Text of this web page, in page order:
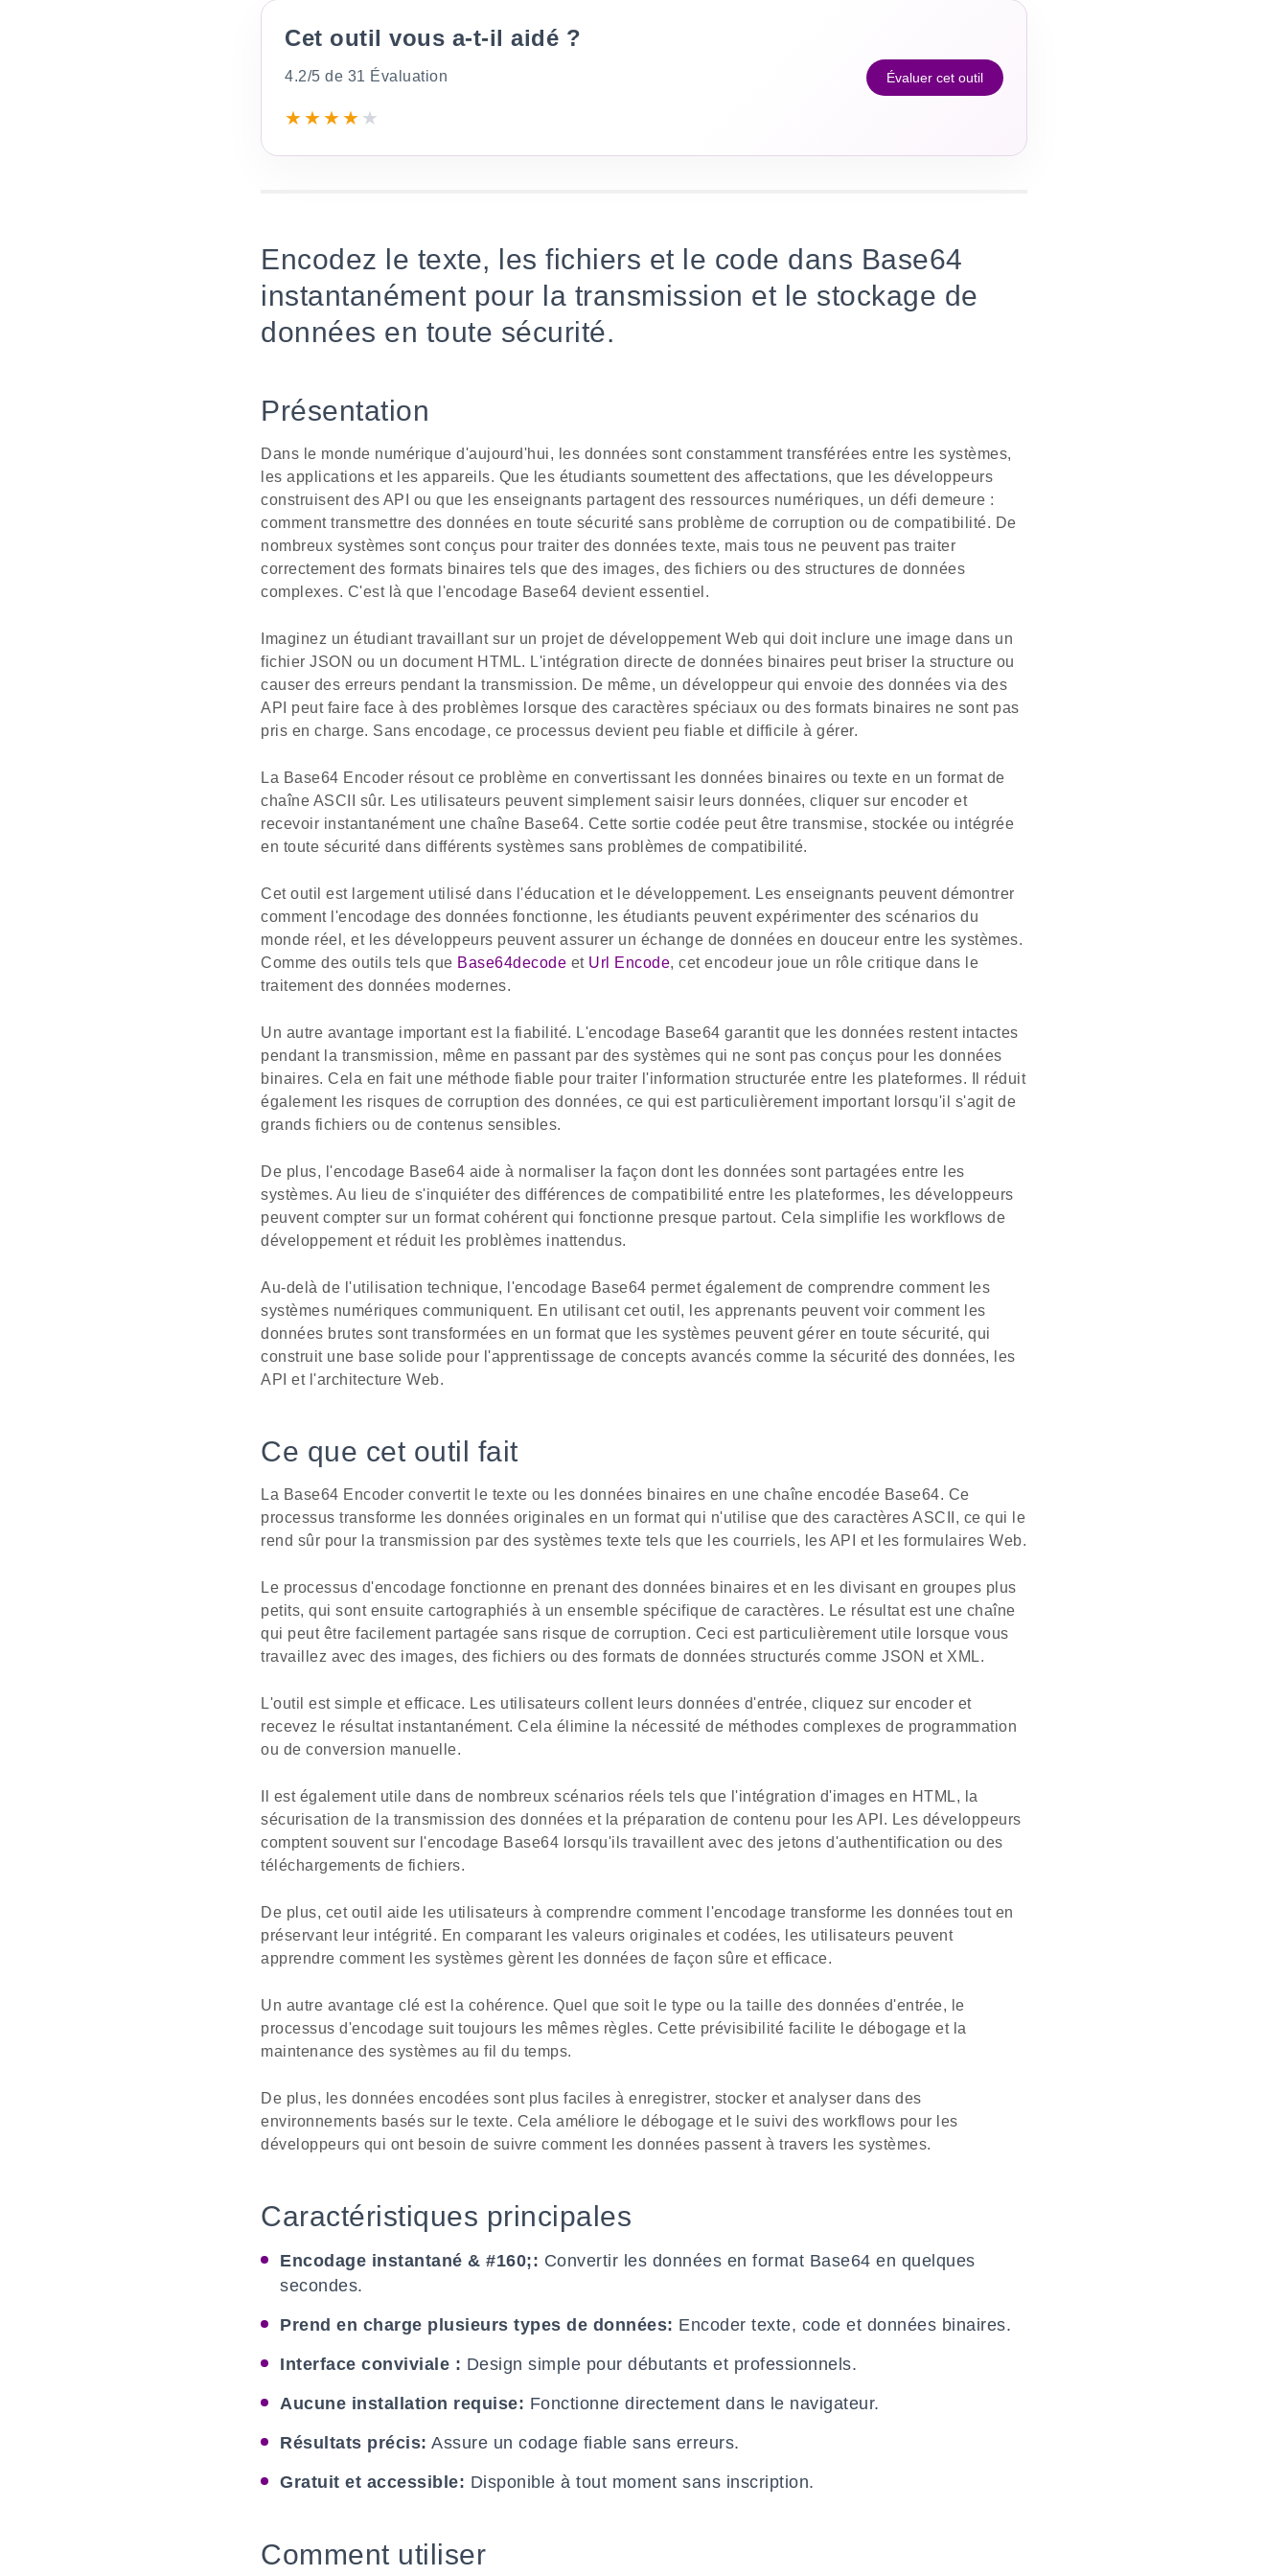
Cet outil vous a-t-il aidé ?
4.2/5 de 31 Évaluation
★★★★ ★
Évaluer cet outil
Encodez le texte, les fichiers et le code dans Base64
instantanément pour la transmission et le stockage de
données en toute sécurité.
Présentation
Dans le monde numérique d'aujourd'hui, les données sont constamment transférées entre les systèmes,
les applications et les appareils. Que les étudiants soumettent des affectations, que les développeurs
construisent des API ou que les enseignants partagent des ressources numériques, un défi demeure :
comment transmettre des données en toute sécurité sans problème de corruption ou de compatibilité. De
nombreux systèmes sont conçus pour traiter des données texte, mais tous ne peuvent pas traiter
correctement des formats binaires tels que des images, des fichiers ou des structures de données
complexes. C'est là que l'encodage Base64 devient essentiel.
Imaginez un étudiant travaillant sur un projet de développement Web qui doit inclure une image dans un
fichier JSON ou un document HTML. L'intégration directe de données binaires peut briser la structure ou
causer des erreurs pendant la transmission. De même, un développeur qui envoie des données via des
API peut faire face à des problèmes lorsque des caractères spéciaux ou des formats binaires ne sont pas
pris en charge. Sans encodage, ce processus devient peu fiable et difficile à gérer.
La Base64 Encoder résout ce problème en convertissant les données binaires ou texte en un format de
chaîne ASCII sûr. Les utilisateurs peuvent simplement saisir leurs données, cliquer sur encoder et
recevoir instantanément une chaîne Base64. Cette sortie codée peut être transmise, stockée ou intégrée
en toute sécurité dans différents systèmes sans problèmes de compatibilité.
Cet outil est largement utilisé dans l'éducation et le développement. Les enseignants peuvent démontrer
comment l'encodage des données fonctionne, les étudiants peuvent expérimenter des scénarios du
monde réel, et les développeurs peuvent assurer un échange de données en douceur entre les systèmes.
Comme des outils tels que Base64decode et Url Encode, cet encodeur joue un rôle critique dans le
traitement des données modernes.
Un autre avantage important est la fiabilité. L'encodage Base64 garantit que les données restent intactes
pendant la transmission, même en passant par des systèmes qui ne sont pas conçus pour les données
binaires. Cela en fait une méthode fiable pour traiter l'information structurée entre les plateformes. Il réduit
également les risques de corruption des données, ce qui est particulièrement important lorsqu'il s'agit de
grands fichiers ou de contenus sensibles.
De plus, l'encodage Base64 aide à normaliser la façon dont les données sont partagées entre les
systèmes. Au lieu de s'inquiéter des différences de compatibilité entre les plateformes, les développeurs
peuvent compter sur un format cohérent qui fonctionne presque partout. Cela simplifie les workflows de
développement et réduit les problèmes inattendus.
Au-delà de l'utilisation technique, l'encodage Base64 permet également de comprendre comment les
systèmes numériques communiquent. En utilisant cet outil, les apprenants peuvent voir comment les
données brutes sont transformées en un format que les systèmes peuvent gérer en toute sécurité, qui
construit une base solide pour l'apprentissage de concepts avancés comme la sécurité des données, les
API et l'architecture Web.
Ce que cet outil fait
La Base64 Encoder convertit le texte ou les données binaires en une chaîne encodée Base64. Ce
processus transforme les données originales en un format qui n'utilise que des caractères ASCII, ce qui le
rend sûr pour la transmission par des systèmes texte tels que les courriels, les API et les formulaires Web.
Le processus d'encodage fonctionne en prenant des données binaires et en les divisant en groupes plus
petits, qui sont ensuite cartographiés à un ensemble spécifique de caractères. Le résultat est une chaîne
qui peut être facilement partagée sans risque de corruption. Ceci est particulièrement utile lorsque vous
travaillez avec des images, des fichiers ou des formats de données structurés comme JSON et XML.
L'outil est simple et efficace. Les utilisateurs collent leurs données d'entrée, cliquez sur encoder et
recevez le résultat instantanément. Cela élimine la nécessité de méthodes complexes de programmation
ou de conversion manuelle.
Il est également utile dans de nombreux scénarios réels tels que l'intégration d'images en HTML, la
sécurisation de la transmission des données et la préparation de contenu pour les API. Les développeurs
comptent souvent sur l'encodage Base64 lorsqu'ils travaillent avec des jetons d'authentification ou des
téléchargements de fichiers.
De plus, cet outil aide les utilisateurs à comprendre comment l'encodage transforme les données tout en
préservant leur intégrité. En comparant les valeurs originales et codées, les utilisateurs peuvent
apprendre comment les systèmes gèrent les données de façon sûre et efficace.
Un autre avantage clé est la cohérence. Quel que soit le type ou la taille des données d'entrée, le
processus d'encodage suit toujours les mêmes règles. Cette prévisibilité facilite le débogage et la
maintenance des systèmes au fil du temps.
De plus, les données encodées sont plus faciles à enregistrer, stocker et analyser dans des
environnements basés sur le texte. Cela améliore le débogage et le suivi des workflows pour les
développeurs qui ont besoin de suivre comment les données passent à travers les systèmes.
Caractéristiques principales
Encodage instantané & #160;: Convertir les données en format Base64 en quelques
secondes.
Prend en charge plusieurs types de données: Encoder texte, code et données binaires.
Interface conviviale : Design simple pour débutants et professionnels.
Aucune installation requise: Fonctionne directement dans le navigateur.
Résultats précis: Assure un codage fiable sans erreurs.
Gratuit et accessible: Disponible à tout moment sans inscription.
Comment utiliser